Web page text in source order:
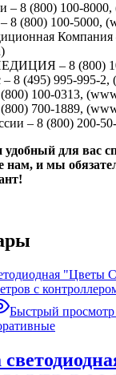
– 8 (800) 100-
8 (800) 100-5000,
Компания
– 8 (800)
8 (495) 995-995-2,
100-0313,
700-1889,
– 8 (800) 200-
для вас
нам, и мы
Быстрый просмотр